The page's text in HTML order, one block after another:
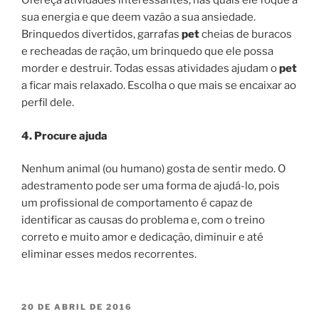
sua energia e que deem vazão a sua ansiedade.
Brinquedos divertidos, garrafas petcheias de buracos
e recheadas de ração, um brinquedo que ele possa
morder e destruir. Todas essas atividades ajudam opet
a ficar mais relaxado. Escolha o que mais se encaixar ao
perfil dele.
4. Procure ajuda
Nenhum animal (ou humano) gosta de sentir medo. O
adestramento pode ser uma forma de ajudá-lo, pois
um profissional de comportamento é capaz de
identificar as causas do problema e, com o treino
correto e muito amor e dedicação, diminuir e até
eliminar esses medos recorrentes.
20 DE ABRIL DE 2016